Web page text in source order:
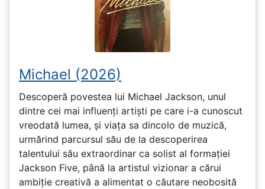
Michael (2026)
Descoperă povestea lui Michael Jackson, unul
dintre cei mai influenți artiști pe care i-a cunoscut
vreodată lumea, și viața sa dincolo de muzică,
urmărind parcursul său de la descoperirea
talentului său extraordinar ca solist al formației
Jackson Five, până la artistul vizionar a cărui
ambiție creativă a alimentat o căutare neobosită